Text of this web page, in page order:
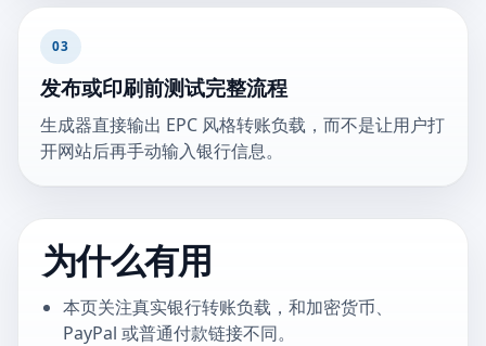
03
发布或印刷前测试完整流程
生成器直接输出 EPC 风格转账负载，而不是让用户打
开网站后再手动输入银行信息。
为什么有用
本页关注真实银行转账负载，和加密货币、
PayPal 或普通付款链接不同。